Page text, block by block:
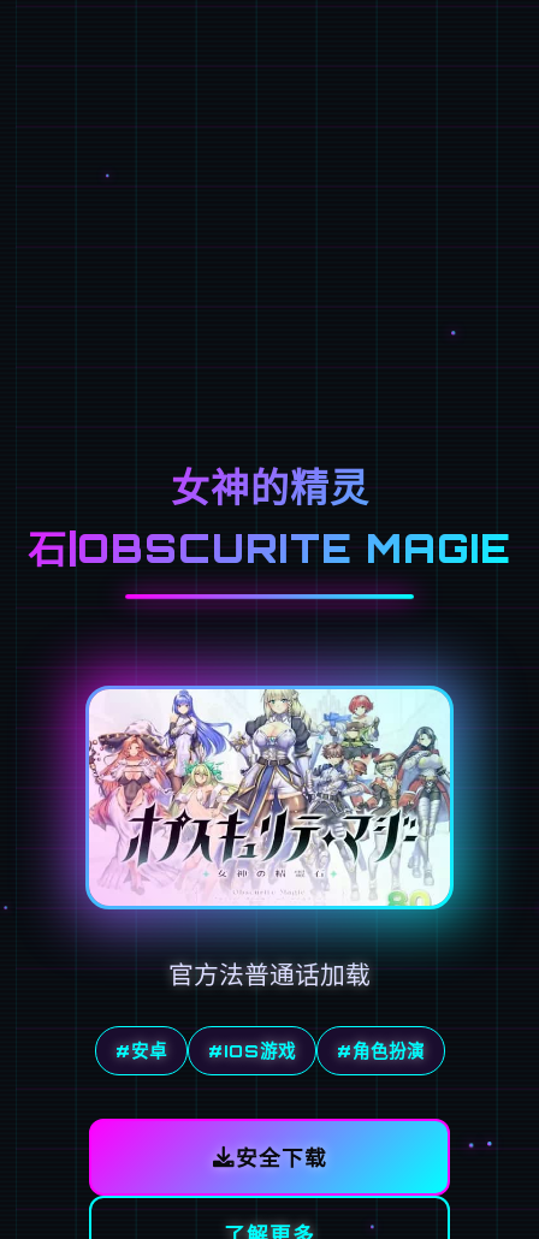
女神的精灵
石|OBSCURITE MAGIE
官方法普通话加载
#安卓 #IOS游戏 #角色扮演
安全下载
了解更多